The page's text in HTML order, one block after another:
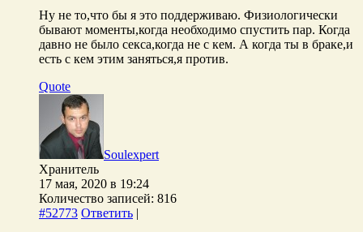
Ну не то,что бы я это поддерживаю. Физиологически
бывают моменты,когда необходимо спустить пар. Когда
давно не было секса,когда не с кем. А когда ты в браке,и
есть с кем этим заняться,я против.
Quote
Soulexpert
Хранитель
17 мая, 2020 в 19:24
Количество записей: 816
#52773 Ответить |